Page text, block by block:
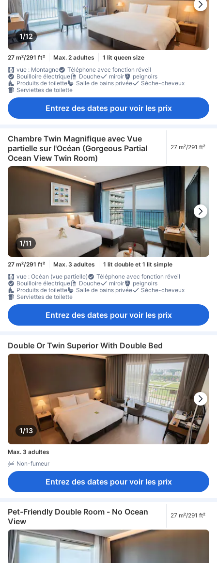
1/12
27 m²/291 ft² Max. 2 adultes
1 lit queen size
vue : Montagne
Téléphone avec fonction réveil
Bouilloire électrique
Douche miroir
peignoirs
Produits de toilette
Salle de bains privée
Sèche-cheveux
Serviettes de toilette
Entrez des dates pour voir les prix
Chambre Twin Magnifique avec Vue
partielle sur l'Océan (Gorgeous Partial
Ocean View Twin Room)
27 m²/291 ft²
1/11
27 m²/291 ft² Max. 3 adultes
1 lit double et 1 lit simple
vue : Océan (vue partielle)
Téléphone avec fonction réveil
Bouilloire électrique
Douche miroir
peignoirs
Produits de toilette
Salle de bains privée
Sèche-cheveux
Serviettes de toilette
Entrez des dates pour voir les prix
Double Or Twin Superior With Double Bed
1/13
Max. 3 adultes
Non-fumeur
Entrez des dates pour voir les prix
Pet-Friendly Double Room - No Ocean
View
27 m²/291 ft²